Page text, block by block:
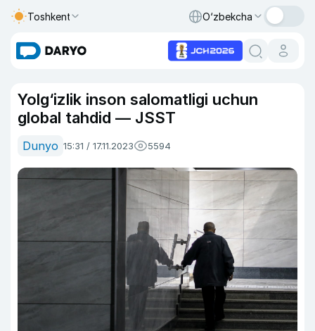
Toshkent O‘zbekcha
Yolg‘izlik inson salomatligi uchun
global tahdid — JSST
Dunyo 15:31 / 17.11.2023 5594